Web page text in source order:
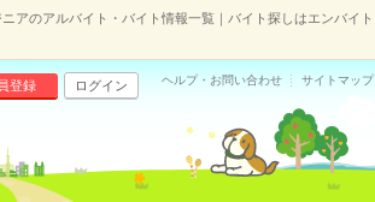
アのアルバイト・バイト情報一覧｜バイト探しはエンバイト
登録 ログイン ヘルプ・お問い合わせ サイトマップ